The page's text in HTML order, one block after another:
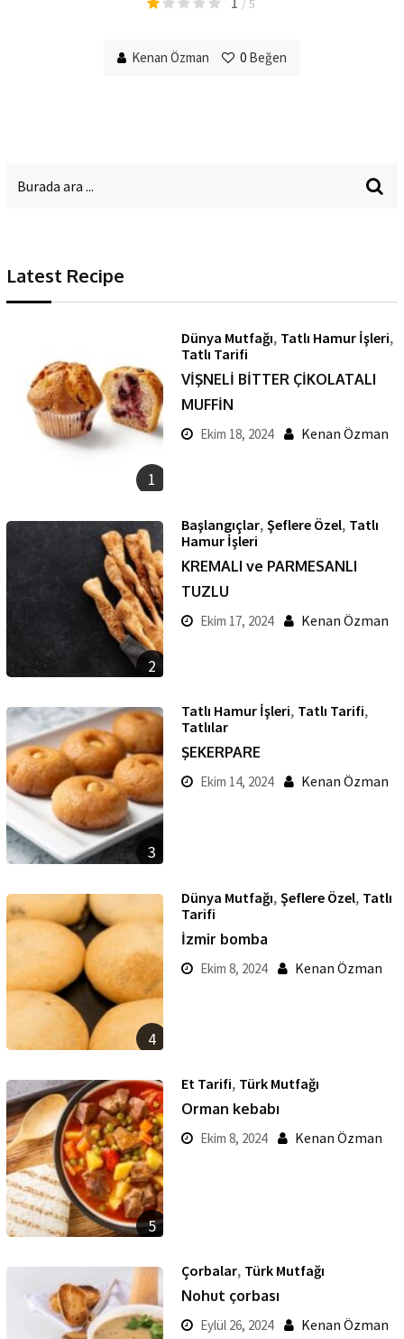
/ 5
Kenan Özman 0 Beğen
Latest Recipe
1
Dünya Mutfağı, Tatlı Hamur İşleri,
Tatlı Tarifi
VİŞNELİ BİTTER ÇİKOLATALI
MUFFİN
Ekim 18, 2024 Kenan Özman
2
Başlangıçlar, Şeflere Özel, Tatlı
Hamur İşleri
KREMALI ve PARMESANLI
TUZLU
Ekim 17, 2024 Kenan Özman
3
Tatlı Hamur İşleri, Tatlı Tarifi,
Tatlılar
ŞEKERPARE
Ekim 14, 2024 Kenan Özman
4
Dünya Mutfağı, Şeflere Özel, Tatlı
Tarifi
İzmir bomba
Ekim 8, 2024 Kenan Özman
5
Et Tarifi, Türk Mutfağı
Orman kebabı
Ekim 8, 2024 Kenan Özman
Çorbalar, Türk Mutfağı
Nohut çorbası
Eylül 26, 2024 Kenan Özman